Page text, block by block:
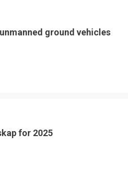
ground vehicles
for 2025